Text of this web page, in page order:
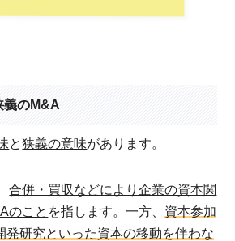
義のM&A
と狭義の意味があります。
合併・買収などにより企業の資本関
のこと を指します。一方、 資本参加
発研究といった資本の移動を伴わな